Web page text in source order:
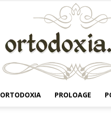
ORTODOXIA PROLOAGE